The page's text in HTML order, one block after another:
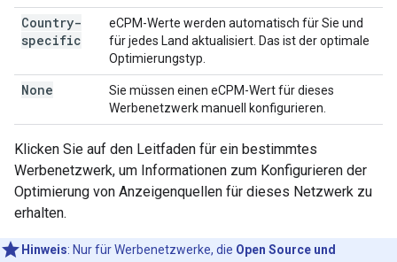
Country-
specific
eCPM-Werte werden automatisch für Sie und
für jedes Land aktualisiert. Das ist der optimale
Optimierungstyp.
None
Sie müssen einen eCPM-Wert für dieses
Werbenetzwerk manuell konfigurieren.
Klicken Sie auf den Leitfaden für ein bestimmtes
Werbenetzwerk, um Informationen zum Konfigurieren der
Optimierung von Anzeigenquellen für dieses Netzwerk zu
erhalten.
Hinweis: Nur für Werbenetzwerke, die Open Source und